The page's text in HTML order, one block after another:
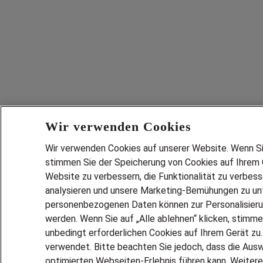
Wir verwenden Cookies
Wir verwenden Cookies auf unserer Website. Wenn
stimmen Sie der Speicherung von Cookies auf
Website zu verbessern, die Funktionalität zu
analysieren und unsere Marketing-Bemühungen zu
personenbezogenen Daten können zur
werden. Wenn Sie auf „Alle ablehnen“ klicken,
unbedingt erforderlichen Cookies auf Ihrem Gerät
verwendet. Bitte beachten Sie jedoch, dass die